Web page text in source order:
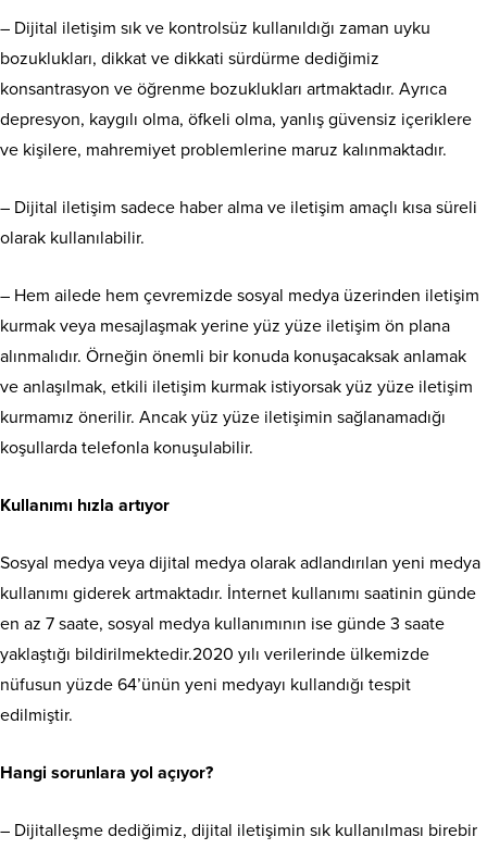
– Dijital iletişim sık ve kontrolsüz kullanıldığı zaman uyku
bozuklukları, dikkat ve dikkati sürdürme dediğimiz
konsantrasyon ve öğrenme bozuklukları artmaktadır. Ayrıca
depresyon, kaygılı olma, öfkeli olma, yanlış güvensiz içeriklere
ve kişilere, mahremiyet problemlerine maruz kalınmaktadır.
– Dijital iletişim sadece haber alma ve iletişim amaçlı kısa süreli
olarak kullanılabilir.
– Hem ailede hem çevremizde sosyal medya üzerinden iletişim
kurmak veya mesajlaşmak yerine yüz yüze iletişim ön plana
alınmalıdır. Örneğin önemli bir konuda konuşacaksak anlamak
ve anlaşılmak, etkili iletişim kurmak istiyorsak yüz yüze iletişim
kurmamız önerilir. Ancak yüz yüze iletişimin sağlanamadığı
koşullarda telefonla konuşulabilir.
Kullanımı hızla artıyor
Sosyal medya veya dijital medya olarak adlandırılan yeni medya
kullanımı giderek artmaktadır. İnternet kullanımı saatinin günde
en az 7 saate, sosyal medya kullanımının ise günde 3 saate
yaklaştığı bildirilmektedir.2020 yılı verilerinde ülkemizde
nüfusun yüzde 64’ünün yeni medyayı kullandığı tespit
edilmiştir.
Hangi sorunlara yol açıyor?
– Dijitalleşme dediğimiz, dijital iletişimin sık kullanılması birebir